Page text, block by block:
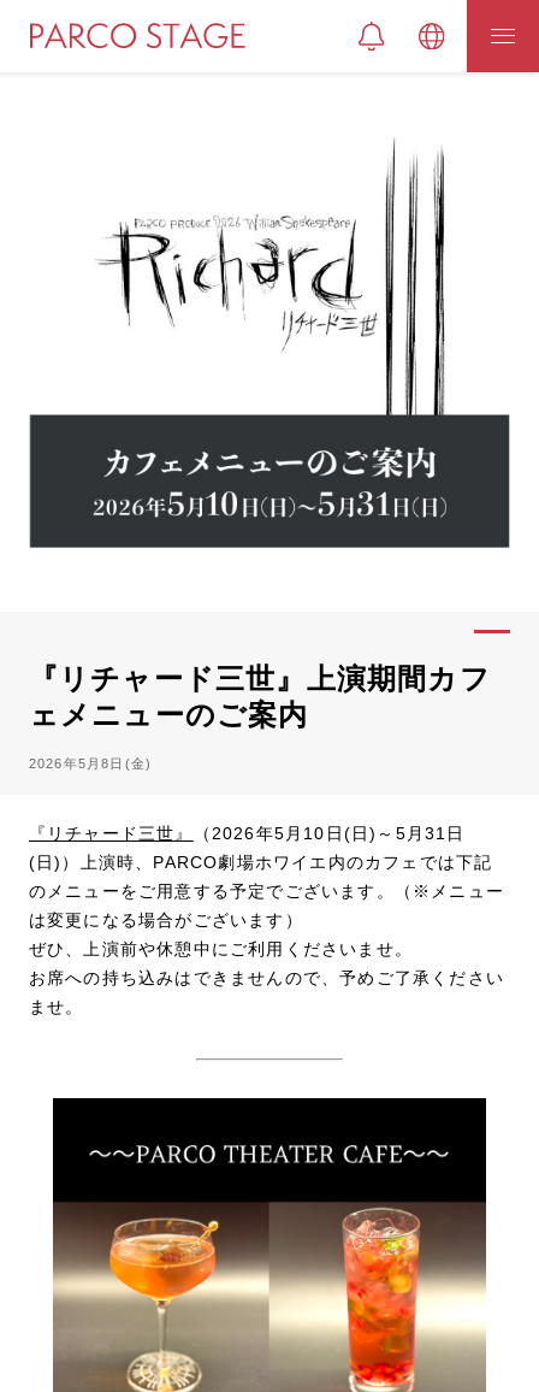
『リチャード三世』上演期間カフ
ェメニューのご案内
2026年5月8日(金)
『リチャード三世』
（2026年5月10日(日)～5月31日
(日)）上演時、PARCO劇場ホワイエ内のカフェでは下記
のメニューをご用意する予定でございます。（※メニュー
は変更になる場合がございます）
ぜひ、上演前や休憩中にご利用くださいませ。
お席への持ち込みはできませんので、予めご了承ください
ませ。